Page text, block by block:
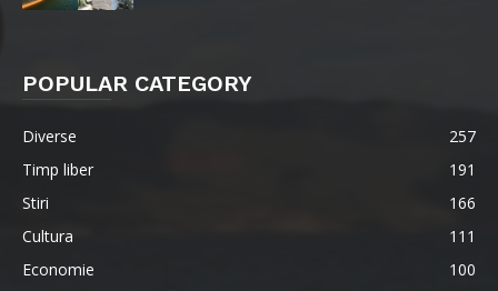
POPULAR CATEGORY
Diverse
257
Timp liber
191
Stiri
166
Cultura
111
Economie
100